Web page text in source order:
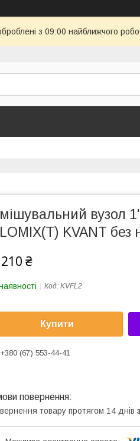
з 09:00 найближчого
вузол
KVANT без
₴
Код: KVFL2
Купити
+380 (67) 553-44-41
товару протягом 14 днів